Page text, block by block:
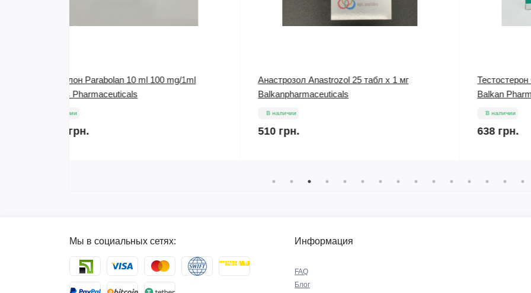
Анастрозол Anastrozol 25 табл х 1 мг
Balkanpharmaceuticals
510 грн.
Тестостерон Cipandrol 5 amp x 200 mg/ml
Balkan Pharm
Мы в социальных сетях: Информация
FAQ
Блог